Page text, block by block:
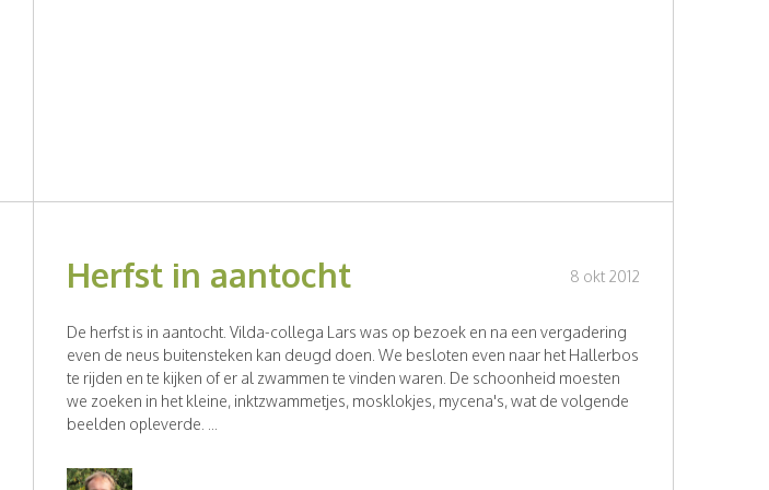
Herfst in aantocht 8 okt 2012
De herfst is in aantocht. Vilda-collega Lars was op bezoek en na een vergadering
even de neus buitensteken kan deugd doen. We besloten even naar het Hallerbos
te rijden en te kijken of er al zwammen te vinden waren. De schoonheid moesten
we zoeken in het kleine, inktzwammetjes, mosklokjes, mycena's, wat de volgende
beelden opleverde. ...